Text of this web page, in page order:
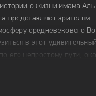
о жизни имама
представляют зрителям
средневекового
в этот
его непростому пути,
течения ислама